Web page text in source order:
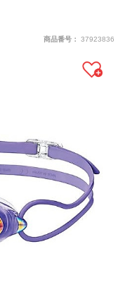
商品番号： 37923836